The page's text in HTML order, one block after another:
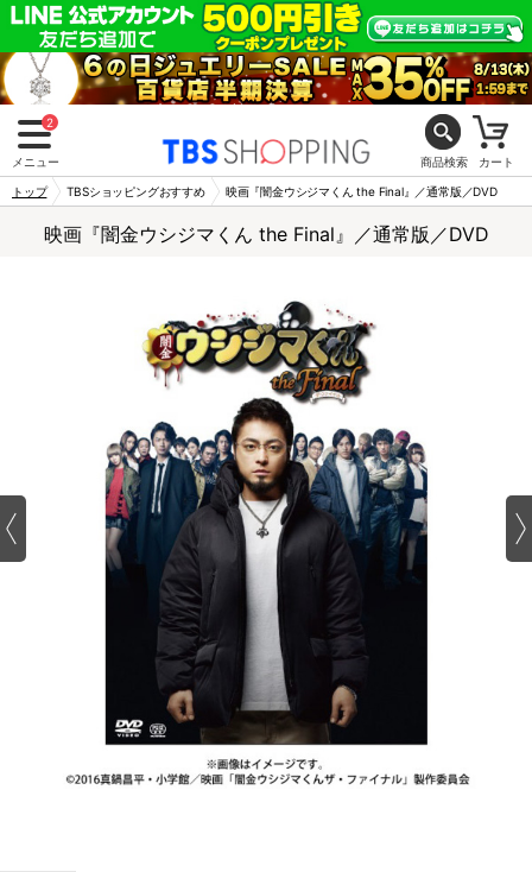
2
メニュー 商品検索 カート
トップ TBSショッピングおすすめ 映画『闇金ウシジマくん the Final』／通常版／DVD
映画『闇金ウシジマくん the Final』／通常版／DVD